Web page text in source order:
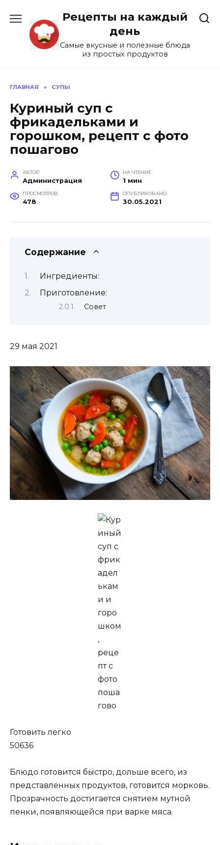
содержанию
Рецепты на каждый
день
Самые вкусные и полезные блюда
из простых продуктов
ГЛАВНАЯ » СУПЫ
Куриный суп с
фрикадельками и
горошком, рецепт с фото
пошагово
АВТОР
Администрация
НА ЧТЕНИЕ
1 мин
ПРОСМОТРОВ
478
ОПУБЛИКОВАНО
30.05.2021
Содержание
Ингредиенты:
Приготовление:
Совет
29 мая 2021
Готовить легко
50636
Блюдо готовится быстро, дольше всего, из
представленных продуктов, готовится морковь.
Прозрачность достигается снятием мутной
пенки, появляющейся при варке мяса.